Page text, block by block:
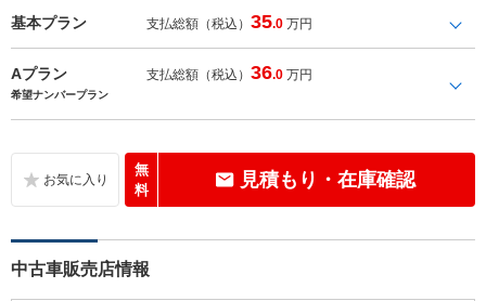
基本プラン 支払総額（税込）35.0 万円
Aプラン 支払総額（税込）36.0 万円
希望ナンバープラン
無
料
見積もり・在庫確認
中古車販売店情報